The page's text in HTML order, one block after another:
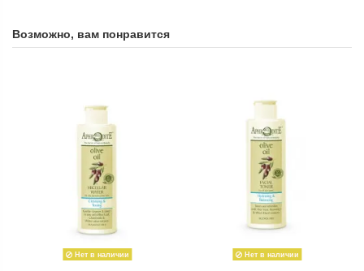
Возможно, вам понравится
Нет в наличии Нет в наличии